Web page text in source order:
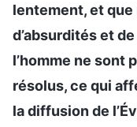
lentement, et
d’absurdités et
l’homme ne sont
résolus, ce qui
la diffusion de